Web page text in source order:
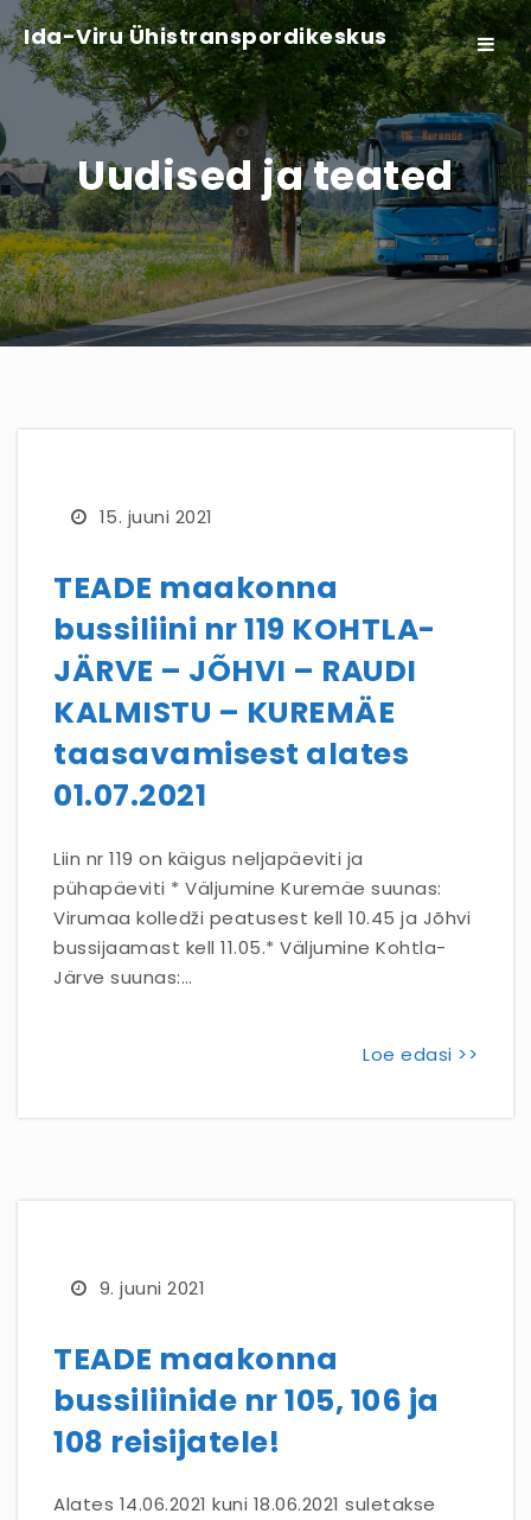
Ida-Viru Ühistranspordikeskus
Toggle
Uudised ja teated
15. juuni 2021
TEADE maakonna
bussiliini nr 119 KOHTLA-
JÄRVE – JÕHVI – RAUDI
KALMISTU – KUREMÄE
taasavamisest alates
01.07.2021
Liin nr 119 on käigus neljapäeviti ja
pühapäeviti * Väljumine Kuremäe suunas:
Virumaa kolledži peatusest kell 10.45 ja Jõhvi
bussijaamast kell 11.05.* Väljumine Kohtla-
Järve suunas:…
Loe edasi >>
9. juuni 2021
TEADE maakonna
bussiliinide nr 105, 106 ja
108 reisijatele!
Alates 14.06.2021 kuni 18.06.2021 suletakse